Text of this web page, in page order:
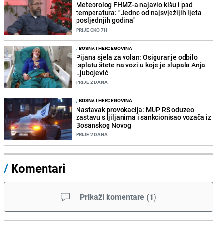
Meteorolog FHMZ-a najavio kišu i pad
temperatura: "Jedno od najsvježijih ljeta
posljednjih godina"
PRIJE OKO 7H
/BOSNA I HERCEGOVINA
Pijana sjela za volan: Osiguranje odbilo
isplatu štete na vozilu koje je slupala Anja
Ljubojević
PRIJE 2 DANA
/BOSNA I HERCEGOVINA
Nastavak provokacija: MUP RS oduzeo
zastavu s ljiljanima i sankcionisao vozača iz
Bosanskog Novog
PRIJE 2 DANA
/ Komentari
Prikaži komentare (1)